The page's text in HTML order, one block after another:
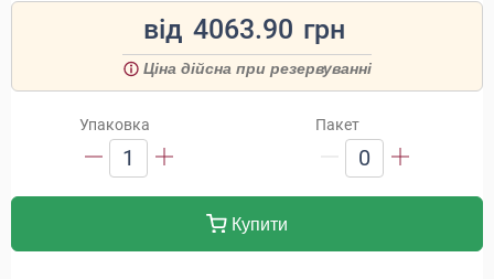
від 4063.90 грн
Ціна дійсна при резервуванні
Упаковка
1
Пакет
0
Купити